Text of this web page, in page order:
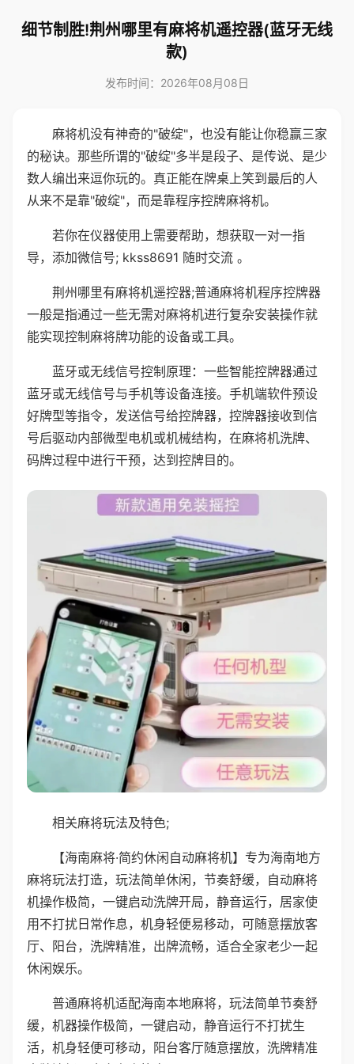
细节制胜!荆州哪里有麻将机遥控器(蓝牙无线
款)
发布时间：2026年08月08日
麻将机没有神奇的"破绽"，也没有能让你稳赢三家
的秘诀。那些所谓的"破绽"多半是段子、是传说、是少
数人编出来逗你玩的。真正能在牌桌上笑到最后的人
从来不是靠"破绽"，而是靠程序控牌麻将机。
若你在仪器使用上需要帮助，想获取一对一指
导，添加微信号; kkss8691 随时交流 。
荆州哪里有麻将机遥控器;普通麻将机程序控牌器
一般是指通过一些无需对麻将机进行复杂安装操作就
能实现控制麻将牌功能的设备或工具。
蓝牙或无线信号控制原理：一些智能控牌器通过
蓝牙或无线信号与手机等设备连接。手机端软件预设
好牌型等指令，发送信号给控牌器，控牌器接收到信
号后驱动内部微型电机或机械结构，在麻将机洗牌、
码牌过程中进行干预，达到控牌目的。
相关麻将玩法及特色;
【海南麻将·简约休闲自动麻将机】专为海南地方
麻将玩法打造，玩法简单休闲，节奏舒缓，自动麻将
机操作极简，一键启动洗牌开局，静音运行，居家使
用不打扰日常作息，机身轻便易移动，可随意摆放客
厅、阳台，洗牌精准，出牌流畅，适合全家老少一起
休闲娱乐。
普通麻将机适配海南本地麻将，玩法简单节奏舒
缓，机器操作极简，一键启动，静音运行不打扰生
活，机身轻便可移动，阳台客厅随意摆放，洗牌精准